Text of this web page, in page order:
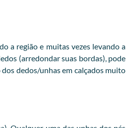
a região e muitas vezes levando a
(arredondar suas bordas), pode
dedos/unhas em calçados muito